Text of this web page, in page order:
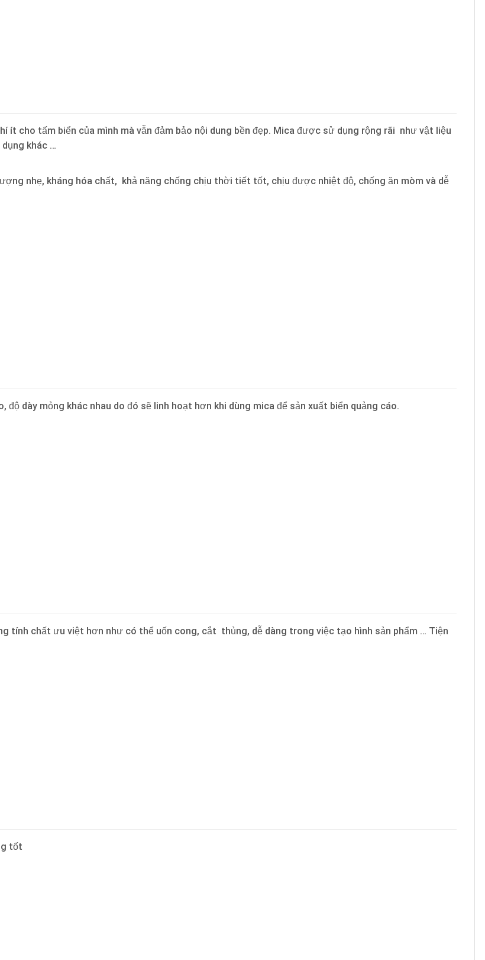
ít cho tấm biển của mình mà vẫn đảm bảo nội dung bền đẹp. Mica được sử dụng rộng rãi như vật liệu
khác …
nhẹ, kháng hóa chất, khả năng chống chịu thời tiết tốt, chịu được nhiệt độ, chống ăn mòm và dễ
dày mỏng khác nhau do đó sẽ linh hoạt hơn khi dùng mica để sản xuất biển quảng cáo.
tính chất ưu việt hơn như có thể uốn cong, cắt thủng, dễ dàng trong việc tạo hình sản phẩm … Tiện
tốt